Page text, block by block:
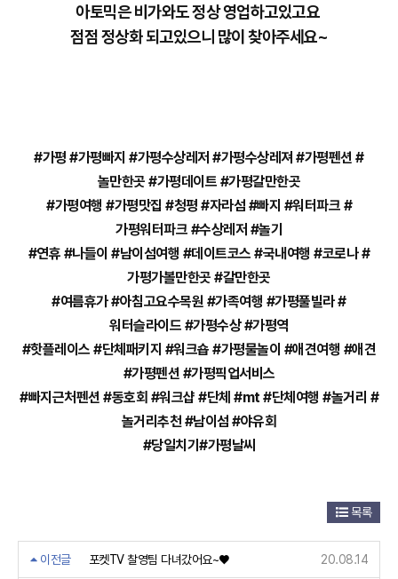
아토믹은 비가와도 정상 영업하고있고요
점점 정상화 되고있으니 많이 찾아주세요~
#가평 #가평빠지 #가평수상레저 #가평수상레져 #가평펜션 #
놀만한곳 #가평데이트 #가평갈만한곳
#가평여행 #가평맛집 #청평 #자라섬 #빠지 #워터파크 #
가평워터파크 #수상레저 #놀기
#연휴 #나들이 #남이섬여행 #데이트코스 #국내여행 #코로나 #
가평가볼만한곳 #갈만한곳
#여름휴가 #아침고요수목원 #가족여행 #가평풀빌라 #
워터슬라이드 #가평수상 #가평역
#핫플레이스 #단체패키지 #워크숍 #가평물놀이 #애견여행 #애견
#가평펜션 #가평픽업서비스
#빠지근처펜션 #동호회 #워크샵 #단체 #mt #단체여행 #놀거리 #
놀거리추천 #남이섬 #야유회
#당일치기#가평날씨
목록
이전글 포켓TV 찰영팀 다녀갔어요~♥ 20.08.14